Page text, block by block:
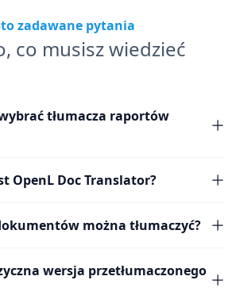
zadawane pytania
co musisz wiedzieć
tłumacza raportów
OpenL Doc Translator?
można tłumaczyć?
wersja przetłumaczonego